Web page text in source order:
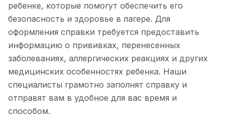
ребенке, которые помогут обеспечить его
безопасность и здоровье в лагере. Для
оформления справки требуется предоставить
информацию о прививках, перенесенных
заболеваниях, аллергических реакциях и других
медицинских особенностях ребенка. Наши
специалисты грамотно заполнят справку и
отправят вам в удобное для вас время и
способом.